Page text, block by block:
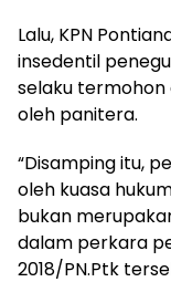
Lalu, KPN
insedentil
selaku termohon
oleh panitera.
“Disamping itu,
oleh kuasa
bukan
dalam perkara
2018/PN.Ptk